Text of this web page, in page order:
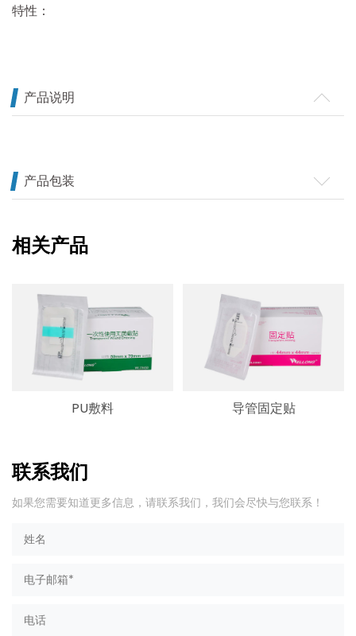
特性：
产品说明
产品包装
相关产品
PU敷料 导管固定贴
联系我们
如果您需要知道更多信息，请联系我们，我们会尽快与您联系！